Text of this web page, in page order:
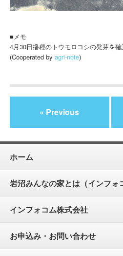
■メモ
4月30日播種のトウモロコシの発芽を確
(Cooperated by agri-note)
« Previous
ホーム
岩沼みんなの家とは（インフォ
インフォコム株式会社
お申込み・お問い合わせ